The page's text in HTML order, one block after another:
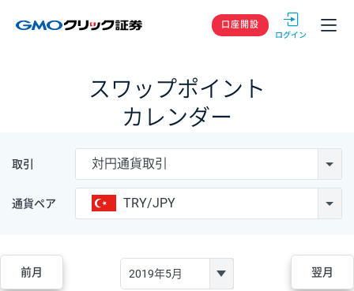
GMOクリック
口座開設
スワップポイント
カレンダー
取引 対円通貨取引
通貨ペア TRY/JPY
前月 翌月